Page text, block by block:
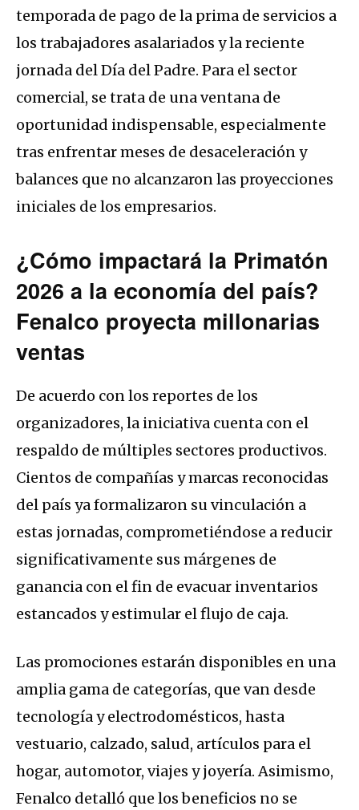
temporada de pago de la prima de servicios a
los trabajadores asalariados y la reciente
jornada del Día del Padre. Para el sector
comercial, se trata de una ventana de
oportunidad indispensable, especialmente
tras enfrentar meses de desaceleración y
balances que no alcanzaron las proyecciones
iniciales de los empresarios.
¿Cómo impactará la Primatón
2026 a la economía del país?
Fenalco proyecta millonarias
ventas
De acuerdo con los reportes de los
organizadores, la iniciativa cuenta con el
respaldo de múltiples sectores productivos.
Cientos de compañías y marcas reconocidas
del país ya formalizaron su vinculación a
estas jornadas, comprometiéndose a reducir
significativamente sus márgenes de
ganancia con el fin de evacuar inventarios
estancados y estimular el flujo de caja.
Las promociones estarán disponibles en una
amplia gama de categorías, que van desde
tecnología y electrodomésticos, hasta
vestuario, calzado, salud, artículos para el
hogar, automotor, viajes y joyería.Asimismo,
Fenalco detalló que los beneficios no se